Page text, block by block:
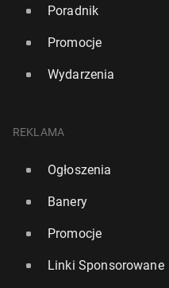
Poradnik
Promocje
Wydarzenia
REKLAMA
Ogłoszenia
Banery
Promocje
Linki Sponsorowane